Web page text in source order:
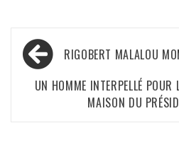
Navigation
de
l’article
RIGOBERT MALALOU
UN HOMME INTERPELLÉ POUR
MAISON DU